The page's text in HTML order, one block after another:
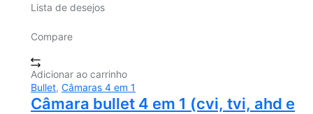
Lista de desejos
Compare
Adicionar ao carrinho
Bullet, Câmaras 4 em 1
Câmara bullet 4 em 1 (cvi, tvi, ahd e